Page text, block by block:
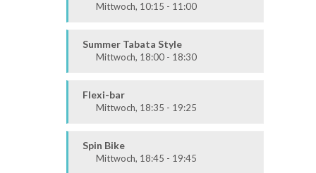
Mittwoch, 10:15 - 11:00
Prävention
Summer Tabata Style
Mittwoch, 18:00 - 18:30
Mittel / Fortgeschritten
Flexi-bar
Mittwoch, 18:35 - 19:25
Alle
Spin Bike
Mittwoch, 18:45 - 19:45